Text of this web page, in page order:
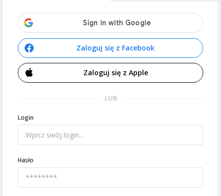
Zaloguj się z Facebook
Zaloguj się z Apple
LUB
Login
Hasło